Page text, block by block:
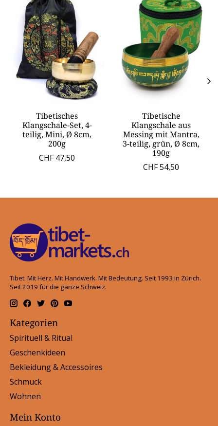
Tibetisches
Klangschale-Set, 4-
teilig, Mini, Ø 8cm,
200g
CHF 47,50
Tibetische
Klangschale aus
Messing mit Mantra,
3-teilig, grün, Ø 8cm,
190g
CHF 54,50
Tibet. Mit Herz. Mit Handwerk. Mit Bedeutung. Seit 1993 in Zürich.
Seit 2019 für die ganze Schweiz.
Kategorien
Spirituell & Ritual
Geschenkideen
Bekleidung & Accessoires
Schmuck
Wohnen
Mein Konto